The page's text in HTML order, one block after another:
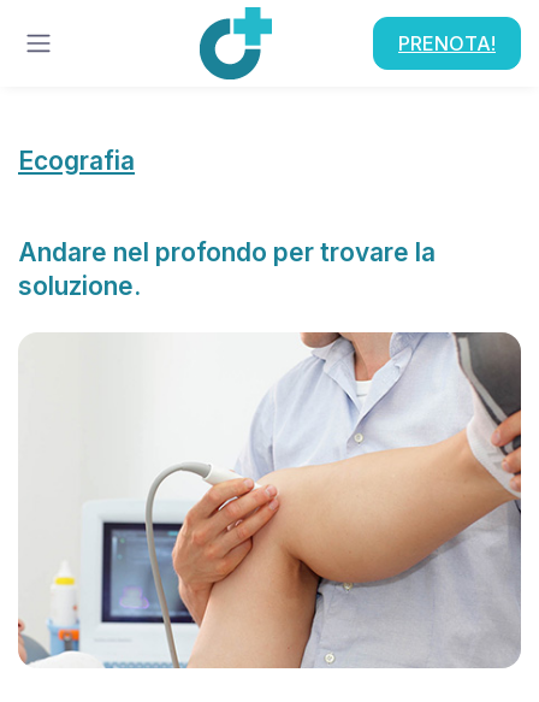
PRENOTA!
Ecografia
Andare nel profondo per trovare la
soluzione.